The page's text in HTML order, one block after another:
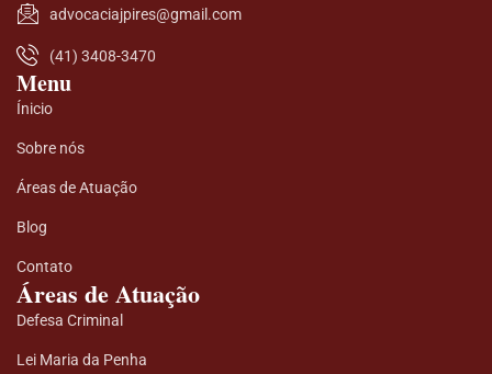
advocaciajpires@gmail.com
(41) 3408-3470
Menu
Ínicio
Sobre nós
Áreas de Atuação
Blog
Contato
Áreas de Atuação
Defesa Criminal
Lei Maria da Penha